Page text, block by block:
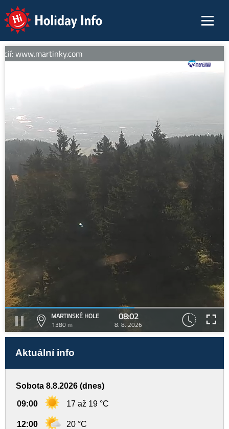
Holiday Info
www.martinky.com
MARTINSKÉ HOLE
1380 m
08:02
8. 8. 2026
Aktuální info
Sobota 8.8.2026 (dnes)
09:00 17 až 19 °C
12:00 20 °C